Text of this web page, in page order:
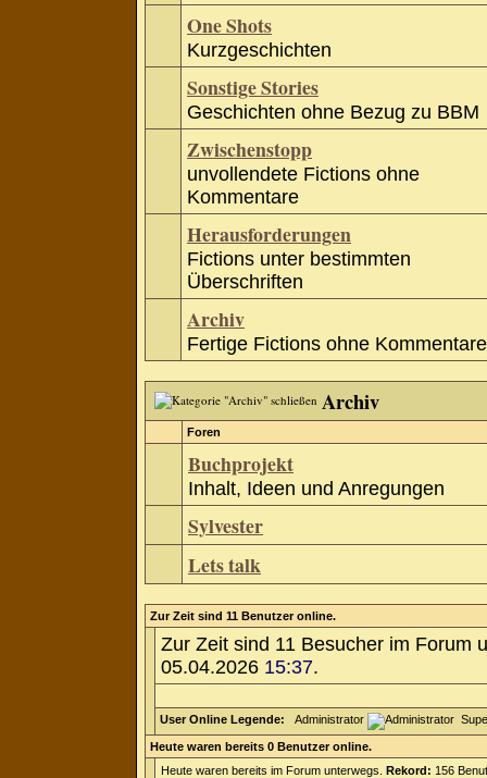
One Shots
Kurzgeschichten
Sonstige Stories
Geschichten ohne Bezug zu BBM
Zwischenstopp
unvollendete Fictions ohne
Kommentare
Herausforderungen
Fictions unter bestimmten
Überschriften
Archiv
Fertige Fictions ohne Kommentare
Archiv
Foren
Buchprojekt
Inhalt, Ideen und Anregungen
Sylvester
Lets talk
Zur Zeit sind 11 Benutzer online.
Zur Zeit sind 11 Besucher im Forum
05.04.2026 15:37.
User Online Legende: Administrator
Heute waren bereits 0 Benutzer online.
Heute waren bereits im Forum unterwegs. Rekord: 156